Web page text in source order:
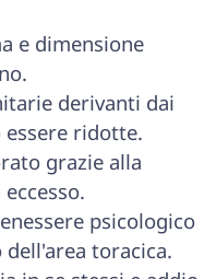
e dimensione
derivanti dai
ridotte.
grazie alla
psicologico
toracica.